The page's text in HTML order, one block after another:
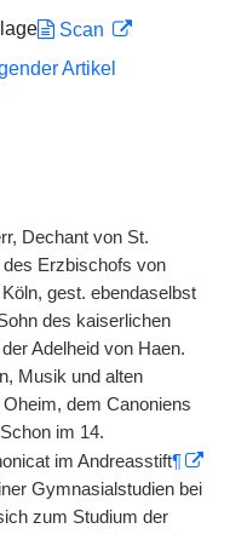
Scan
Artikel
Dechant von St.
Erzbischofs von
gest. ebendaselbst
des kaiserlichen
Adelheid von Haen.
Musik und alten
dem Canoniens
im 14.
im Andreasstift¶
Gymnasialstudien bei
zum Studium der